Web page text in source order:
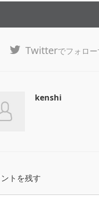
Twitterでフォロー
kenshi
トを残す